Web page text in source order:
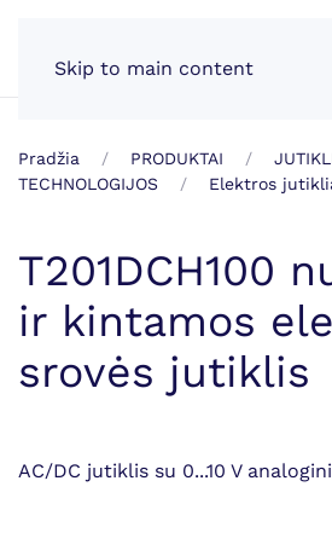
Skip to main content
Pradžia PRODUKTAI
TECHNOLOGIJOS
Elektros
T201DCH100
ir kintamos
srovės jutiklis
AC/DC jutiklis su 0...10 V